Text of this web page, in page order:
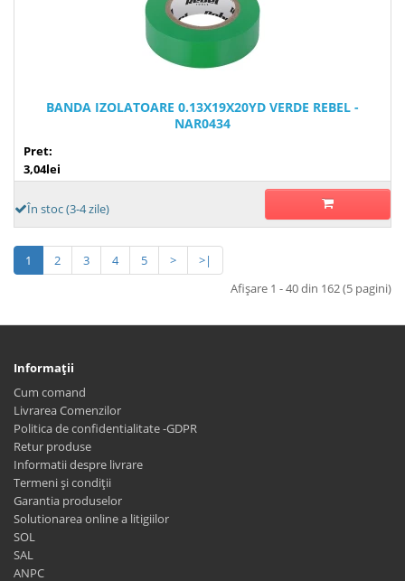
BANDA IZOLATOARE 0.13X19X20YD VERDE REBEL -
NAR0434
Pret:
3,04lei
În stoc (3-4 zile)
1 2 3 4 5 >
>|
Afişare 1 - 40 din 162 (5 pagini)
Informaţii
Cum comand
Livrarea Comenzilor
Politica de confidentialitate -GDPR
Retur produse
Informatii despre livrare
Termeni și condiții
Garantia produselor
Solutionarea online a litigiilor
SOL
SAL
ANPC